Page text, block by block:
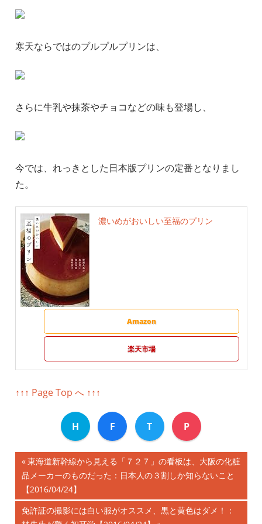
寒天ならではのプルプルプリンは、
さらに牛乳や抹茶やチョコなどの味も登場し、
今では、れっきとした日本版プリンの定番となりまし
た。
濃いめがおいしい至福のプリン
Amazon
楽天市場
↑↑↑ Page Top へ ↑↑↑
H F T P
投
稿
前
の
記
事:
東海道新幹線から見える「７２７」の看板は、大阪の化粧
品メーカーのものだった：日本人の３割しか知らないこと
【2016/04/24】
次
免許証の撮影には白い服がオススメ、黒と黄色はダメ！：